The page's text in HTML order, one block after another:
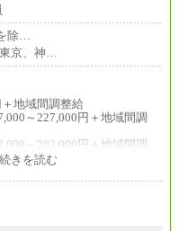
除…
京、神…
地域間調整給
～227,000円＋地域間調
～202,000円＋地域間調
円
きを読む